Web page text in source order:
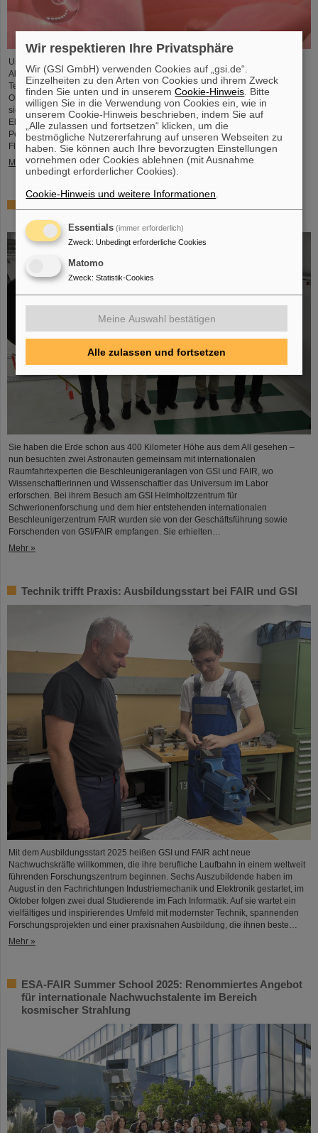
Unter Führung von Professorin María Eugenia Toimil-Molares, Leiterin der
Abteilung Materialforschung von GSI/FAIR und Professorin an der
Technischen Universität Darmstadt, hat ein Forschungsteam neuartige
Oberflächen aus Goldnanodrähten entwickelt, deren Benetzungsverhalten
sich gezielt steuern lassen. Diese Materialien, hergestellt durch
Elektrodeposition und Ionenspur-Nanotechnologie, eröffnen neue
Perspektiven für Anwendungen in mikrofluidischen Geräten, im
Flüssigkeitstransport und in der…
Mehr »
zu Gast bei GSI und FAIR
Sie haben die Erde schon aus 400 Kilometer Höhe aus dem All gesehen –
nun besuchten zwei Astronauten gemeinsam mit internationalen
Raumfahrtexperten die Beschleunigeranlagen von GSI und FAIR, wo
Wissenschaftlerinnen und Wissenschaftler das Universum im Labor
erforschen. Bei ihrem Besuch am GSI Helmholtzzentrum für
Schwerionenforschung und dem hier entstehenden internationalen
Beschleunigerzentrum FAIR wurden sie von der Geschäftsführung sowie
Forschenden von GSI/FAIR empfangen. Sie erhielten…
Mehr »
Technik trifft Praxis: Ausbildungsstart bei FAIR und GSI
Mit dem Ausbildungsstart 2025 heißen GSI und FAIR acht neue
Nachwuchskräfte willkommen, die ihre berufliche Laufbahn in einem weltweit
führenden Forschungszentrum beginnen. Sechs Auszubildende haben im
August in den Fachrichtungen Industriemechanik und Elektronik gestartet, im
Oktober folgen zwei dual Studierende im Fach Informatik. Auf sie wartet ein
vielfältiges und inspirierendes Umfeld mit modernster Technik, spannenden
Forschungsprojekten und einer praxisnahen Ausbildung, die ihnen beste…
Mehr »
ESA-FAIR Summer School 2025: Renommiertes Angebot
für internationale Nachwuchstalente im Bereich
kosmischer Strahlung
Wir respektieren Ihre Privatsphäre
Wir (GSI GmbH) verwenden Cookies auf „gsi.de“.
Einzelheiten zu den Arten von Cookies und ihrem Zweck
finden Sie unten und in unseremCookie-Hinweis . Bitte
willigen Sie in die Verwendung von Cookies ein, wie in
unserem Cookie-Hinweis beschrieben, indem Sie auf
„Alle zulassen und fortsetzen“ klicken, um die
bestmögliche Nutzererfahrung auf unseren Webseiten zu
haben. Sie können auch Ihre bevorzugten Einstellungen
vornehmen oder Cookies ablehnen (mit Ausnahme
unbedingt erforderlicher Cookies).
Cookie-Hinweis und weitere Informationen
Essentials (immer erforderlich)
Zweck: Unbedingt erforderliche Cookies
Matomo
Zweck: Statistik-Cookies
Meine Auswahl bestätigen
Alle zulassen und fortsetzen